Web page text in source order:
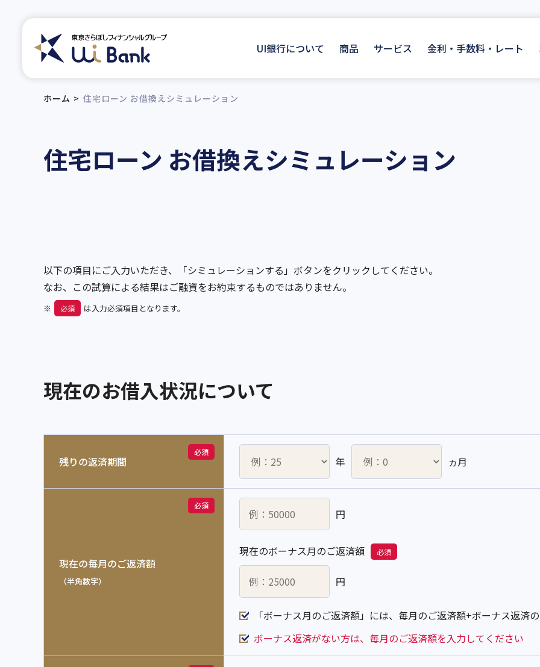
UI銀行について 商品 サービス 金利・手数料・レート
ホーム 住宅ローン お借換えシミュレーション
住宅ローン お借換えシミュレーション
以下の項目にご入力いただき、「シミュレーションする」ボタンをクリックしてください。
なお、この試算による結果はご融資をお約束するものではありません。
※ 必須 は入力必須項目となります。
現在のお借入状況について
残りの返済期間
必須
年 ヵ月
現在の毎月のご返済額
（半角数字）
必須
円
現在のボーナス月のご返済額 必須
円
「ボーナス月のご返済額」には、毎月のご返済額+ボーナス返済
ボーナス返済がない方は、毎月のご返済額を入力してください